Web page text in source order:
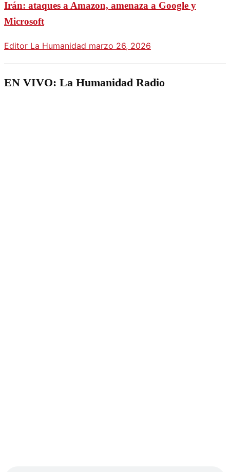
Irán: ataques a Amazon, amenaza a Google y
Microsoft
Editor La Humanidad marzo 26, 2026
EN VIVO: La Humanidad Radio